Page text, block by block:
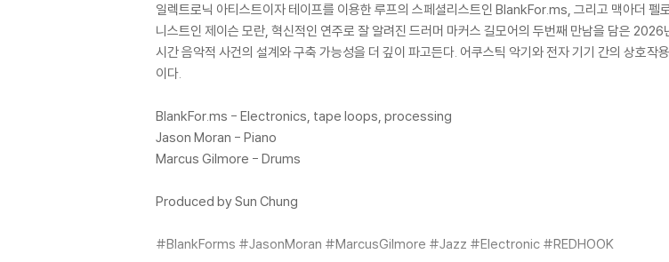
일렉트로닉 아티스트이자 테이프를 이용한 루프의 스페셜리스트인 BlankFor.ms, 그리고 맥아더 펠
니스트인 제이슨 모란, 혁신적인 연주로 잘 알려진 드러머 마커스 길모어의 두번째 만남을 담은
시간 음악적 사건의 설계와 구축 가능성을 더 깊이 파고든다. 어쿠스틱 악기와 전자 기기 간의 상호
이다.
BlankFor.ms - Electronics, tape loops, processing
Jason Moran - Piano
Marcus Gilmore - Drums
Produced by Sun Chung
#BlankForms #JasonMoran #MarcusGilmore #Jazz #Electronic #REDHOOK